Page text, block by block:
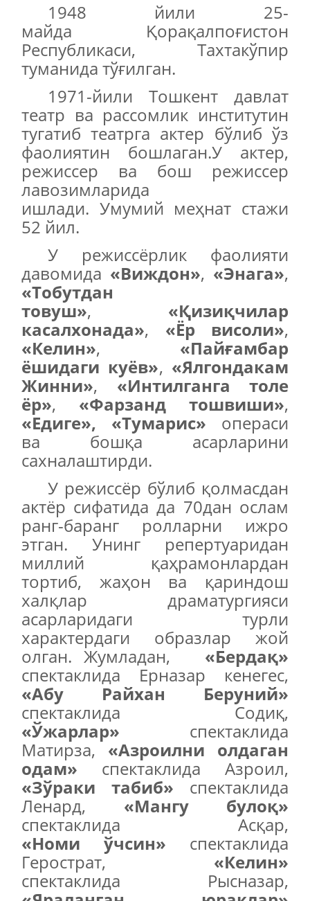
1948 йили 25-
майда Қорақалпоғистон
Республикаси, Тахтакўпир
туманида тўғилган.
1971-йили Тошкент давлат
театр ва рассомлик институтин
тугатиб театрга актер бўлиб ўз
фаолиятин бошлаган.У актер,
режиссер ва бош режиссер
лавозимларида
ишлади. Умумий меҳнат стажи
52 йил.
У режиссёрлик фаолияти
давомида «Виждон», «Энага»,
«Тобутдан
товуш», «Қизиқчилар
касалхонада», «Ёр висоли»,
«Келин», «Пайғамбар
ёшидаги куёв», «Ялгондакам
Жинни», «Интилганга толе
ёр», «Фарзанд тошвиши»,
«Едиге»,
«Тумарис» операси
ва бошқа асарларини
сахналаштирди.
У режиссёр бўлиб қолмасдан
актёр сифатида да 70дан ослам
ранг-баранг ролларни ижро
этган. Унинг репертуаридан
миллий қаҳрамонлардан
тортиб, жаҳон ва қариндош
халқлар драматургияси
асарларидаги турли
характердаги образлар жой
олган. Жумладан, «Бердақ»
спектаклида Ерназар кенегес,
«Абу Райхан Беруний»
спектаклида Содиқ,
«Ўжарлар» спектаклида
Матирза, «Азроилни олдаган
одам» спектаклида Азроил,
«Зўраки табиб» спектаклида
Ленард, «Мангу булоқ»
спектаклида Асқар,
«Номи ўчсин» спектаклида
Герострат, «Келин»
спектаклида Рысназар,